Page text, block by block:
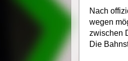
Nach
wegen
zwischen
Die